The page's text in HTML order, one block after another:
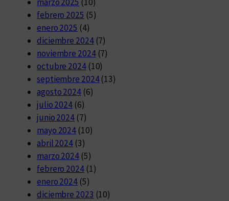
marzo 2025 (10)
febrero 2025 (5)
enero 2025 (4)
diciembre 2024(7)
noviembre 2024(7)
octubre 2024(10)
septiembre 2024(13)
agosto 2024(6)
julio 2024 (6)
junio 2024 (7)
mayo 2024 (10)
abril 2024 (3)
marzo 2024 (5)
febrero 2024(1)
enero 2024 (5)
diciembre 2023 (10)